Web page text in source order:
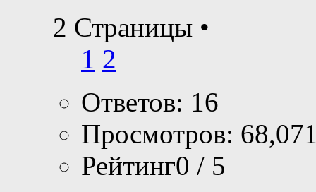
2 Страницы •
1 2
Ответов: 16
Просмотров:
Рейтинг0 / 5